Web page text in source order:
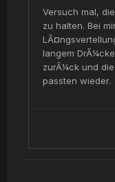
Versuch mal,
zu halten. Bei
langem
zurÃ¼ck und
passten wieder.